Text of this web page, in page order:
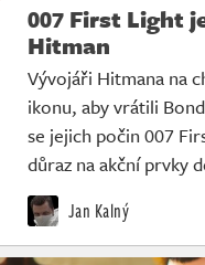
Databáze
Komunita
Redakce
Živě
007 First Light
Hitman
Vývojáři Hitmana na
ikonu, aby vrátili
se jejich počin 007
důraz na akční prvky
Jan Kalný